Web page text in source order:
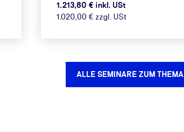
1.213,80 € inkl. USt
1.020,00 € zzgl. USt
ALLE SEMINARE ZUM THEMA